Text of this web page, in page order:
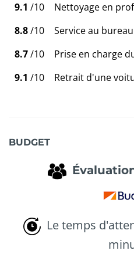
9.1 /10
Nettoyage en
8.8/10
Service au
8.7/10
Prise en charge
9.1 /10 Retrait d'une
BUDGET
Le temps